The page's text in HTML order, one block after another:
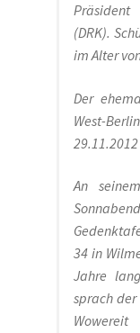
Damals
Damals
DER
Erich Mühsam
Erik Ode
Ernst Busch
Präsident
(DRK).
im Alter
Der
West-
An
34 in
Jahre
sprach